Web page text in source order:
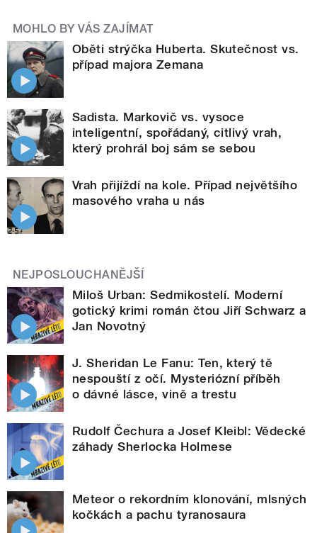
MOHLO BY VÁS ZAJÍMAT
Oběti strýčka Huberta. Skutečnost vs.
případ majora Zemana
Sadista. Markovič vs. vysoce
inteligentní, spořádaný, citlivý vrah,
který prohrál boj sám se sebou
Vrah přijíždí na kole. Případ největšího
masového vraha u nás
NEJPOSLOUCHANĚJŠÍ
Miloš Urban: Sedmikostelí. Moderní
gotický krimi román čtou Jiří Schwarz a
Jan Novotný
J. Sheridan Le Fanu: Ten, který tě
nespouští z očí. Mysteriózní příběh
o dávné lásce, vině a trestu
Rudolf Čechura a Josef Kleibl: Vědecké
záhady Sherlocka Holmese
Meteor o rekordním klonování, mlsných
kočkách a pachu tyranosaura